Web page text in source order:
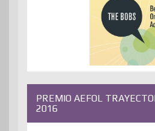
PREMIO AEFOL
2016